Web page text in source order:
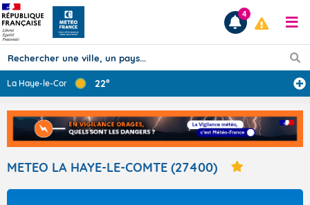
Prévisions
TOUS LES RÉSULTATS
Articles
4
La Haye-le-Comt ... 22°
METEO LA HAYE-LE-COMTE (27400)